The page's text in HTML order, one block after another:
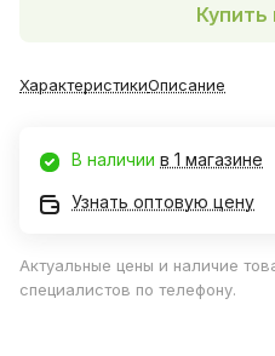
Купить
ХарактеристикиОписание
В наличии в 1 магазине
Узнать оптовую цену
Актуальные цены и наличие
специалистов по телефону.